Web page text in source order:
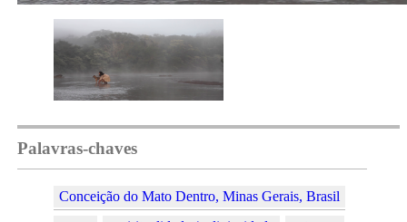
Palavras-chaves
Conceição do Mato Dentro, Minas Gerais, Brasil